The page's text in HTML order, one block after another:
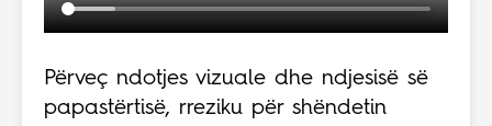
Përveç ndotjes vizuale dhe ndjesisë së
papastërtisë, rreziku për shëndetin